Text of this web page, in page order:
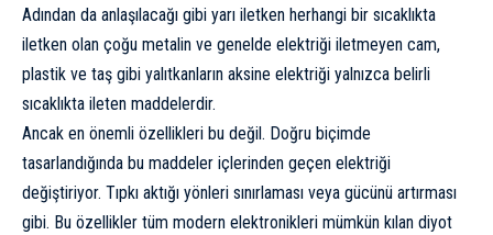
Adından da anlaşılacağı gibi yarı iletken herhangi bir sıcaklıkta
iletken olan çoğu metalin ve genelde elektriği iletmeyen cam,
plastik ve taş gibi yalıtkanların aksine elektriği yalnızca belirli
sıcaklıkta ileten maddelerdir.
Ancak en önemli özellikleri bu değil. Doğru biçimde
tasarlandığında bu maddeler içlerinden geçen elektriği
değiştiriyor. Tıpkı aktığı yönleri sınırlaması veya gücünü artırması
gibi. Bu özellikler tüm modern elektronikleri mümkün kılan diyot